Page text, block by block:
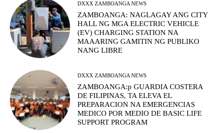
DXXX ZAMBOANGA NEWS
ZAMBOANGA: NAGLAGAY ANG CITY
HALL NG MGA ELECTRIC VEHICLE
(EV) CHARGING STATION NA
MAAARING GAMITIN NG PUBLIKO
NANG LIBRE
DXXX ZAMBOANGA NEWS
ZAMBOANGA:p GUARDIA COSTERA
DE FILIPINAS, TA ELEVA EL
PREPARACION NA EMERGENCIAS
MEDICO POR MEDIO DE BASIC LIFE
SUPPORT PROGRAM